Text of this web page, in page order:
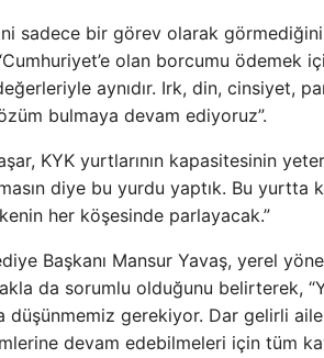
sadece bir görev olarak
olan borcumu ödemek
aynıdır. Irk, din, cinsiyet,
bulmaya devam ediyoruz”.
KYK yurtlarının kapasitesinin
diye bu yurdu yaptık. Bu yurtta
her köşesinde parlayacak.”
Başkanı Mansur Yavaş, yerel
da sorumlu olduğunu belirterek,
gerekiyor. Dar gelirli
devam edebilmeleri için tüm